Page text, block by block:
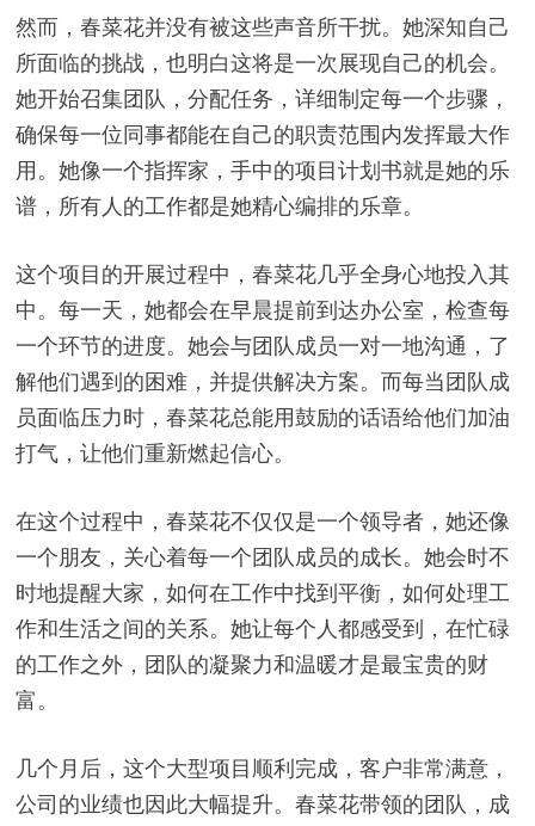
然而，春菜花并没有被这些声音所干扰。她深知自己
所面临的挑战，也明白这将是一次展现自己的机会。
她开始召集团队，分配任务，详细制定每一个步骤，
确保每一位同事都能在自己的职责范围内发挥最大作
用。她像一个指挥家，手中的项目计划书就是她的乐
谱，所有人的工作都是她精心编排的乐章。
这个项目的开展过程中，春菜花几乎全身心地投入其
中。每一天，她都会在早晨提前到达办公室，检查每
一个环节的进度。她会与团队成员一对一地沟通，了
解他们遇到的困难，并提供解决方案。而每当团队成
员面临压力时，春菜花总能用鼓励的话语给他们加油
打气，让他们重新燃起信心。
在这个过程中，春菜花不仅仅是一个领导者，她还像
一个朋友，关心着每一个团队成员的成长。她会时不
时地提醒大家，如何在工作中找到平衡，如何处理工
作和生活之间的关系。她让每个人都感受到，在忙碌
的工作之外，团队的凝聚力和温暖才是最宝贵的财
富。
几个月后，这个大型项目顺利完成，客户非常满意，
公司的业绩也因此大幅提升。春菜花带领的团队，成